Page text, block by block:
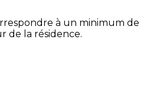
à un minimum de
de la résidence.